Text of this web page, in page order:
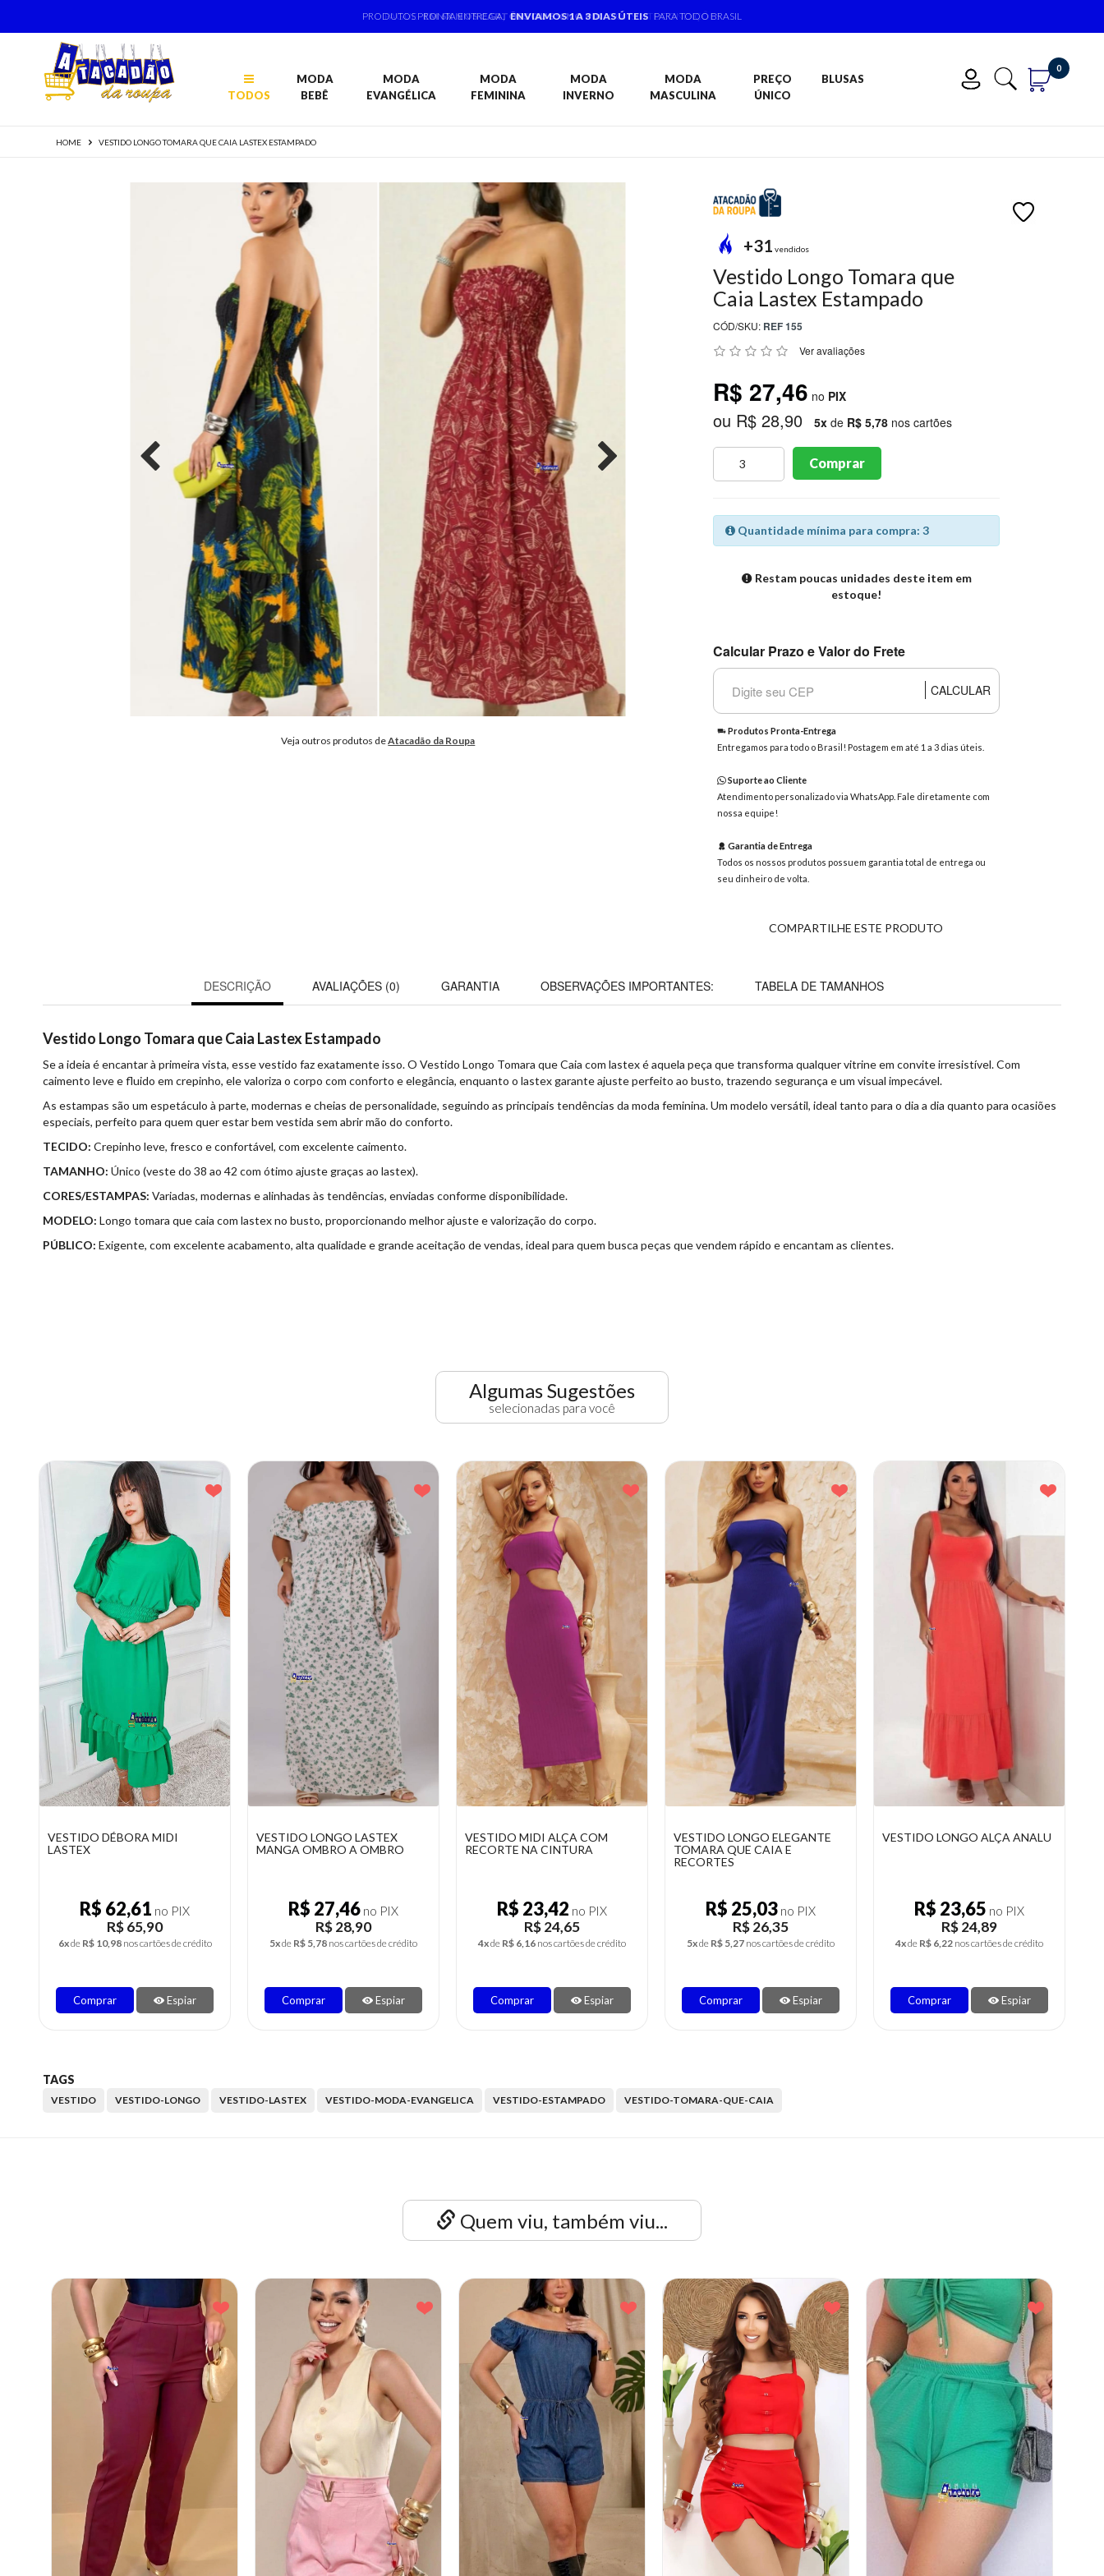
PRODUTOS PRONTA ENTREGA, ENVIAMOS 1 A 3 DIAS ÚTEIS PARA TODO BRASIL
TODOS
MODA
BEBÊ
MODA
EVANGÉLICA
MODA
FEMININA
MODA
INVERNO
MODA
MASCULINA
PREÇO
ÚNICO
BLUSAS
0
HOME VESTIDO LONGO TOMARA QUE CAIA LASTEX ESTAMPADO
Veja outros produtos deAtacadão da Roupa
+31 vendidos
Vestido Longo Tomara que
Caia Lastex Estampado
CÓD/SKU: REF 155
Ver avaliações
R$ 27,46 no PIX
ou R$ 28,90 5xde R$ 5,78nos cartões
Comprar
Quantidade mínima para compra: 3
Restam poucas unidades deste item em
estoque!
Calcular Prazo e Valor do Frete
CALCULAR
Produtos Pronta-Entrega
Entregamos para todo o Brasil! Postagem em até 1 a 3 dias úteis.
Suporte ao Cliente
Atendimento personalizado via WhatsApp. Fale diretamente com
nossa equipe!
Garantia de Entrega
Todos os nossos produtos possuem garantia total de entrega ou
seu dinheiro de volta.
COMPARTILHE ESTE PRODUTO
DESCRIÇÃO AVALIAÇÕES (0) GARANTIA OBSERVAÇÕES IMPORTANTES: TABELA DE TAMANHOS
Vestido Longo Tomara que Caia Lastex Estampado
Se a ideia é encantar à primeira vista, esse vestido faz exatamente isso. O Vestido Longo Tomara que Caia com lastex é aquela peça que transforma qualquer vitrine em convite irresistível. Com
caimento leve e fluido em crepinho, ele valoriza o corpo com conforto e elegância, enquanto o lastex garante ajuste perfeito ao busto, trazendo segurança e um visual impecável.
As estampas são um espetáculo à parte, modernas e cheias de personalidade, seguindo as principais tendências da moda feminina. Um modelo versátil, ideal tanto para o dia a dia quanto para ocasiões
especiais, perfeito para quem quer estar bem vestida sem abrir mão do conforto.
TECIDO: Crepinho leve, fresco e confortável, com excelente caimento.
TAMANHO: Único (veste do 38 ao 42 com ótimo ajuste graças ao lastex).
CORES/ESTAMPAS: Variadas, modernas e alinhadas às tendências, enviadas conforme disponibilidade.
MODELO: Longo tomara que caia com lastex no busto, proporcionando melhor ajuste e valorização do corpo.
PÚBLICO: Exigente, com excelente acabamento, alta qualidade e grande aceitação de vendas, ideal para quem busca peças que vendem rápido e encantam as clientes.
Algumas Sugestões
selecionadas para você
VESTIDO LONGO LASTEX
MANGA OMBRO A OMBRO
R$ 27,46 no PIX
R$ 28,90
5xdeR$ 5,78nos cartões de crédito
Comprar Espiar
VESTIDO MIDI ALÇA COM
RECORTE NA CINTURA
R$ 23,42 no PIX
R$ 24,65
4xde R$ 6,16 nos cartões de crédito
Comprar Espiar
VESTIDO LONGO ELEGANTE
TOMARA QUE CAIA E
R$ 25,03 no PIX
R$ 26,35
5xde R$ 5,27 nos cartões de crédito
Comprar Espiar
VESTIDO LONGO ALÇA ANALU
R$ 23,65 no PIX
R$ 24,89
4xde R$ 6,22 nos cartões de crédito
Comprar Espiar
VESTIDO LONGO FEMININO
R$ 58,89 no PIX
R$ 61,99
6xdeR$ 10,33nos cartões de crédito
Comprar Espiar
TAGS
VESTIDO VESTIDO-LONGO VESTIDO-LASTEX VESTIDO-MODA-EVANGELICA VESTIDO-ESTAMPADO VESTIDO-TOMARA-QUE-CAIA
Quem viu, também viu...